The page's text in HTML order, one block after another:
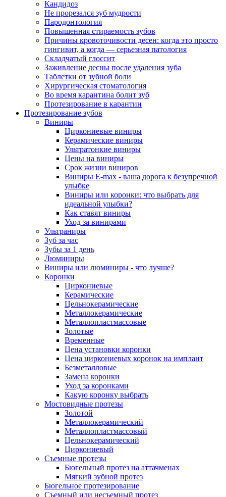
Кандидоз
Не прорезался зуб мудрости
Пародонтология
Повышенная стираемость зубов
Причины кровоточивости десен: когда это просто
гингивит, а когда — серьезная патология
Складчатый глоссит
Заживление десны после удаления зуба
Таблетки от зубной боли
Хирургическая стоматология
Во время карантина болит зуб
Протезирование в карантин
Протезирование зубов
Виниры
Циркониевые виниры
Керамические виниры
Ультратонкие виниры
Цены на виниры
Срок жизни виниров
Виниры E-max - ваша дорога к безупречной
улыбке
Виниры или коронки: что выбрать для
идеальной улыбки?
Как ставят виниры
Уход за винирами
Ультраниры
Зуб за час
Зубы за 1 день
Люминиры
Виниры или люминиры - что лучше?
Коронки
Циркониевые
Керамические
Цельнокерамические
Металлокерамические
Металлопластмассовые
Золотые
Временные
Цена установки коронки
Цена циркониевых коронок на имплант
Безметалловые
Замена коронки
Уход за коронками
Какую коронку выбрать
Мостовидные протезы
Золотой
Металлокерамический
Металлопластмассовый
Цельнокерамический
Циркониевый
Съемные протезы
Бюгельный протез на аттачменах
Мягкий зубной протез
Бюгельное протезирование
Съемный или несъемный протез